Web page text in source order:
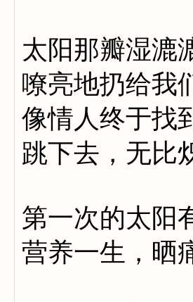
太阳那瓣湿漉
嘹亮地扔给我
像情人终于找
跳下去，无比
第一次的太阳
营养一生，晒